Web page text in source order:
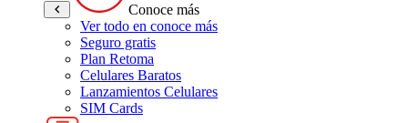
Conoce más
Ver todo en conoce más
Seguro gratis
Plan Retoma
Celulares Baratos
Lanzamientos Celulares
SIM Cards